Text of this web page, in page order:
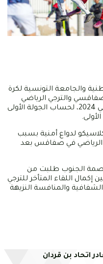
والجامعة التونسية لكرة
والترجي الرياضي
والمقرر إقامته يوم السبت 07 جانفي 2024، لحساب الجولة الأولى
لدواع أمنية بسبب
الرياضي في صفاقس بعد
عاصمة الجنوب طلبت من
إكمال اللقاء المتأخر للترجي
والمنافسة النزيهة
اتحاد بن قردان